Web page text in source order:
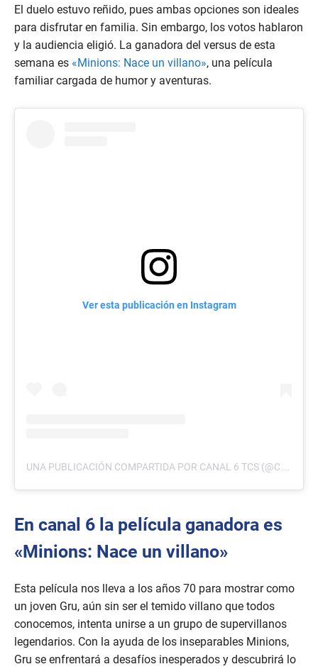
3
s
e
c
o
n
d
El duelo estuvo reñido, pues ambas opciones son ideales
para disfrutar en familia. Sin embargo, los votos hablaron
y la audiencia eligió. La ganadora del versus de esta
semana es «Minions: Nace un villano», una película
familiar cargada de humor y aventuras.
Ver esta publicación en Instagram
En canal 6 la película ganadora es
«Minions: Nace un villano»
Esta película nos lleva a los años 70 para mostrar como
un joven Gru, aún sin ser el temido villano que todos
conocemos, intenta unirse a un grupo de supervillanos
legendarios. Con la ayuda de los inseparables Minions,
Gru se enfrentará a desafíos inesperados y descubrirá lo